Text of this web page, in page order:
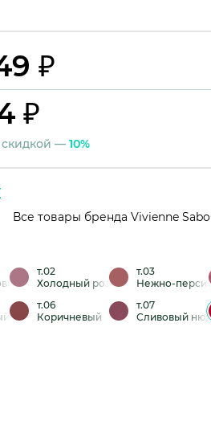
т.02
Холодный розовый
т.03
Нежно-
т.06
Коричневый
т.07
Сливовый
₽
₽
скидкой — 10%
Все товары бренда Vivienne Sabo